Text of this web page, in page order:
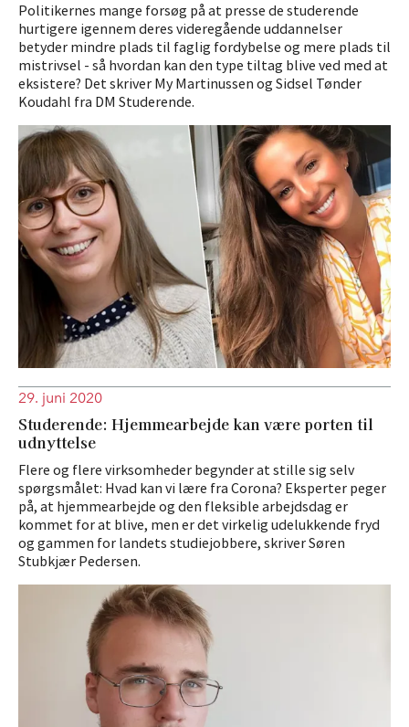
Politikernes mange forsøg på at presse de studerende
hurtigere igennem deres videregående uddannelser
betyder mindre plads til faglig fordybelse og mere plads til
mistrivsel - så hvordan kan den type tiltag blive ved med at
eksistere? Det skriver My Martinussen og Sidsel Tønder
Koudahl fra DM Studerende.
29. juni 2020
Studerende: Hjemmearbejde kan være porten til
udnyttelse
Flere og flere virksomheder begynder at stille sig selv
spørgsmålet: Hvad kan vi lære fra Corona? Eksperter peger
på, at hjemmearbejde og den fleksible arbejdsdag er
kommet for at blive, men er det virkelig udelukkende fryd
og gammen for landets studiejobbere, skriver Søren
Stubkjær Pedersen.